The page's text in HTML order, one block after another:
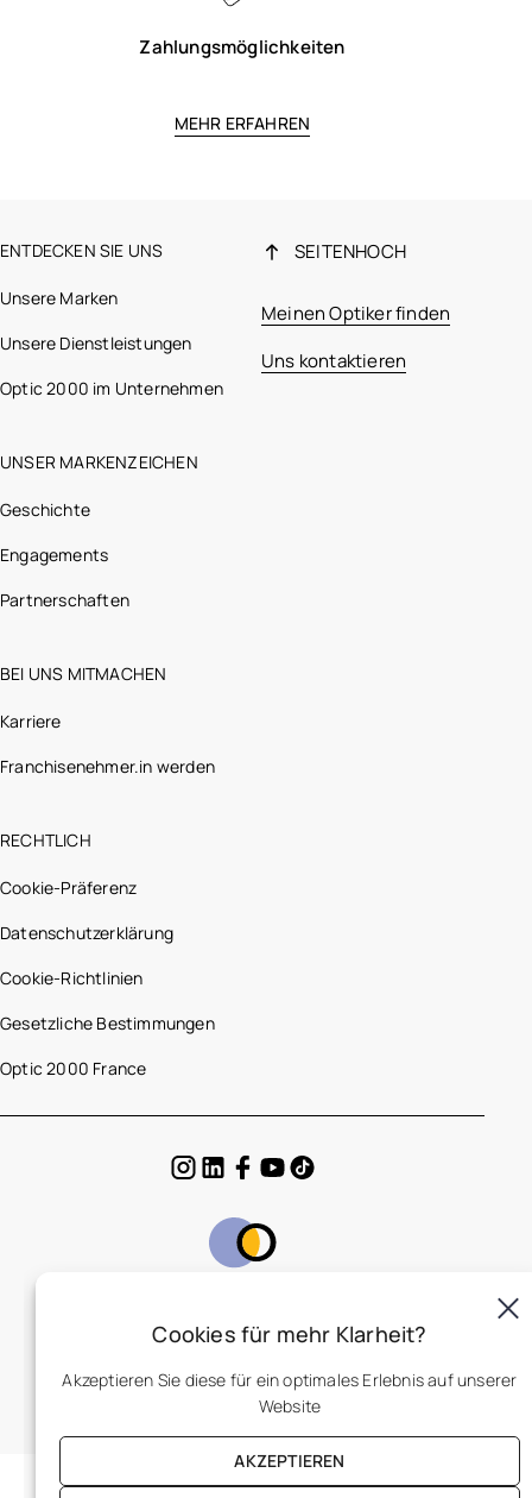
Zahlungsmöglichkeiten
MEHR ERFAHREN
ENTDECKEN SIE UNS
Unsere Marken
Unsere Dienstleistungen
Optic 2000 im Unternehmen
UNSER MARKENZEICHEN
Geschichte
Engagements
Partnerschaften
BEI UNS MITMACHEN
Karriere
Franchisenehmer.in werden
RECHTLICH
Cookie-Präferenz
Datenschutzerklärung
Cookie-Richtlinien
Gesetzliche Bestimmungen
Optic 2000 France
SEITENHOCH
Meinen Optiker finden
Uns kontaktieren
Cookies für mehr Klarheit?
Akzeptieren Sie diese für ein optimales Erlebnis auf unserer
Website
AKZEPTIEREN